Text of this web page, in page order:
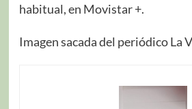
habitual, en Movistar +.
Imagen sacada del periódico La